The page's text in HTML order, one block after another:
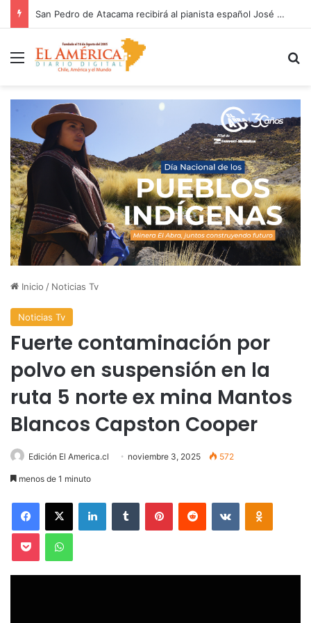
San Pedro de Atacama recibirá al pianista español José Luis Nieto en un concierto abierto a la comunidad
Menú
Inicio / Noticias Tv
Noticias Tv
Fuerte contaminación por
polvo en suspensión en la
ruta 5 norte ex mina Mantos
Blancos Capston Cooper
Edición El America.cl noviembre 3, 2025 572
menos de 1 minuto
Facebook
X LinkedInTumblr PinterestReddit VKontakte
Pocket WhatsApp